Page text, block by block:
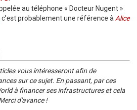
au téléphone « Docteur Nugent »
c'est probablement une référence à Alice
vous intéresseront afin de
sur ce sujet. En passant, par ces
à financer ses infrastructures et cela
d'avance !